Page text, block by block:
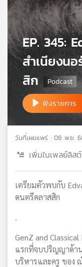
เกี่ยว
กับ
เรา
บี
เอส
แผนที่
วิทยุ
เครือ
EP. 345:
สำเนียงน
สิก
ฟังรายการ
วันที่เผยแพร่ : 08 พ.ย.
เพิ่มในเพลย์ลิสต์
เตรียมตัวพบกับ
ดนตรีคลาสสิก
.
GenZ and
แรกที่จบปริญญาด้า
บริหารและครู ของ